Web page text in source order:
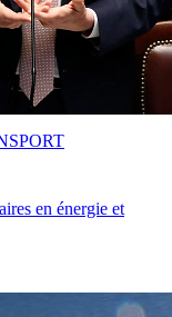
en énergie et